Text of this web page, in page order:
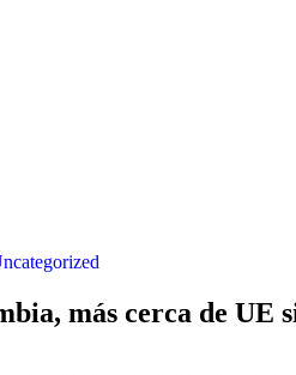
más cerca de UE